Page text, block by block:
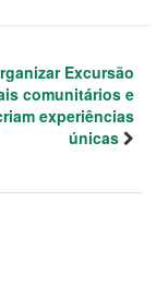
Excursão
comunitários e
experiências
únicas